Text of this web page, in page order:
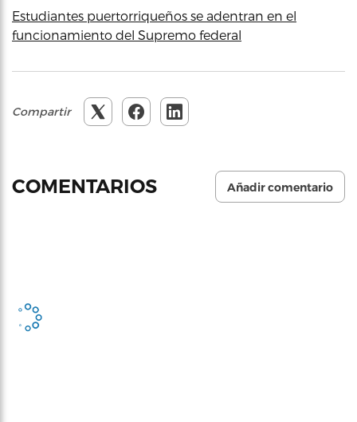
Estudiantes puertorriqueños se adentran en el
funcionamiento del Supremo federal
Compartir
COMENTARIOS Añadir comentario